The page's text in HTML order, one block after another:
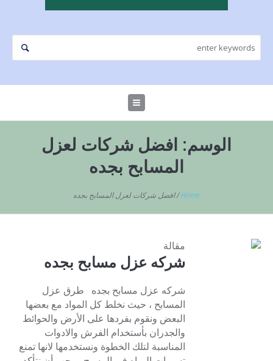
الوسم: افضل شركات لعزل
المسابح بجده
Home
/افضل شركات لعزل المسابح بجده
مقالة
شركه عزل مسابح بجده
شركه عزل مسابح بجده طرق عزل
المسابح ، حيث نخلط كل المواد مع بعضها
البعض ونقوم بفردها على الأرض والحوائط
والجدران بأستخدام الفرش والادوات
المناسبة لتلك الخطوة ونستخدمها لانها تمنع